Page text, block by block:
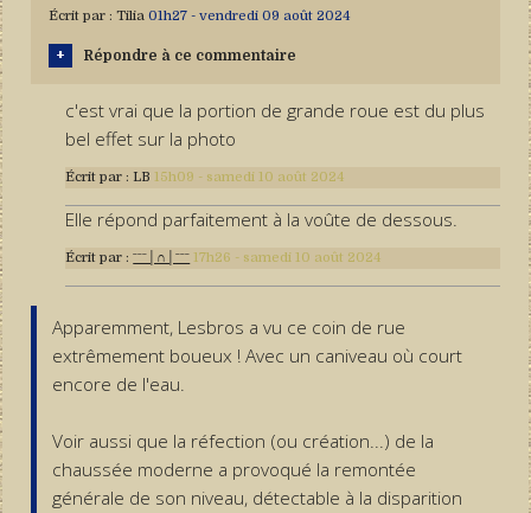
Écrit par : Tilia 01h27- vendredi 09 août 2024
Répondre à ce commentaire
c'est vrai que la portion de grande roue est du plus
bel effet sur la photo
Écrit par :LB 15h09 - samedi 10 août 2024
Elle répond parfaitement à la voûte de dessous.
Écrit par :ˉˉˉ│∩│ˉˉˉ 17h26 - samedi 10 août 2024
Apparemment, Lesbros a vu ce coin de rue
extrêmement boueux ! Avec un caniveau où court
encore de l'eau.
Voir aussi que la réfection (ou création...) de la
chaussée moderne a provoqué la remontée
générale de son niveau, détectable à la disparition